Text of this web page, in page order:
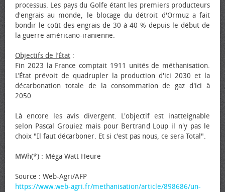
processus. Les pays du Golfe étant les premiers producteurs
d'engrais au monde, le blocage du détroit d'Ormuz a fait
bondir le coût des engrais de 30 à 40 % depuis le début de
la guerre américano-iranienne.
Objectifs de l’État :
Fin 2023 la France comptait 1911 unités de méthanisation.
L’État prévoit de quadrupler la production d'ici 2030 et la
décarbonation totale de la consommation de gaz d'ici à
2050.
Là encore les avis divergent. L'objectif est inatteignable
selon Pascal Grouiez mais pour Bertrand Loup il n'y pas le
choix "Il faut décarboner. Et si c'est pas nous, ce sera Total".
MWh(*) : Méga Watt Heure
Source : Web-Agri/AFP
https://www.web-agri.fr/methanisation/article/898686/un-